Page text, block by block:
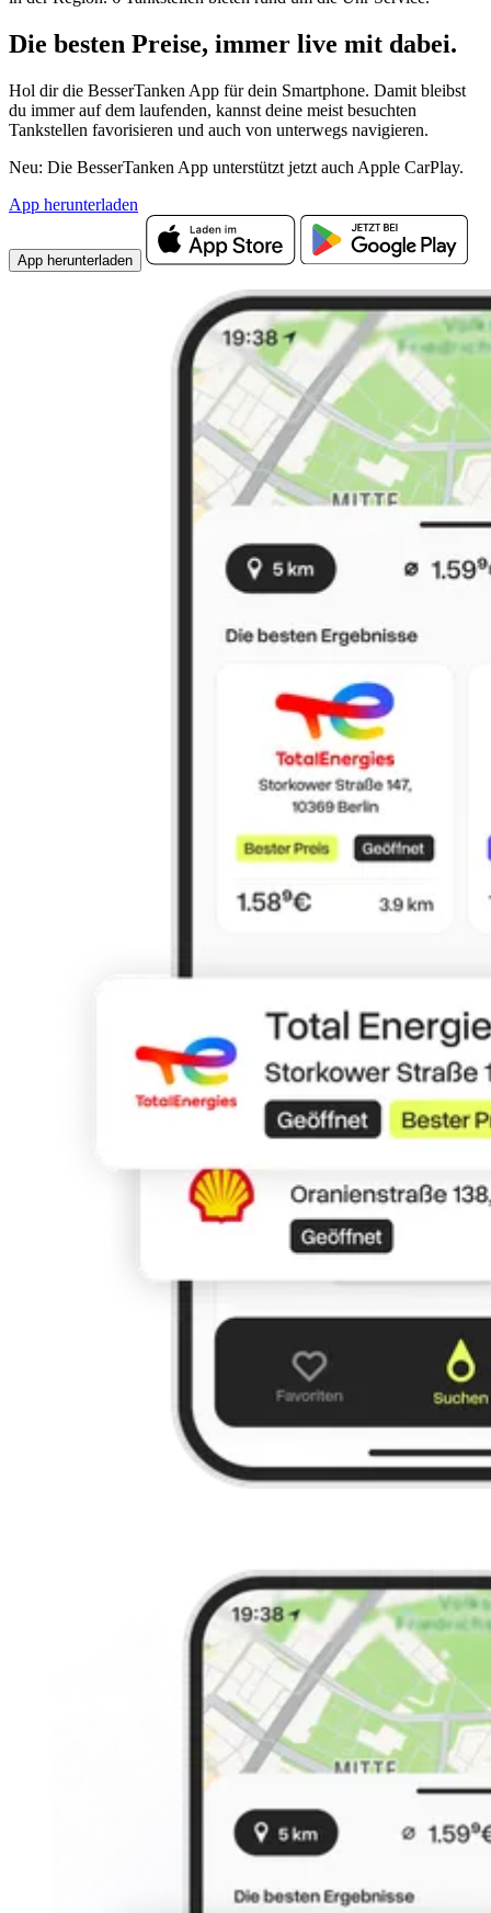
Die besten Preise, immer live mit dabei.
Hol dir die BesserTanken App für dein Smartphone. Damit bleibst
du immer auf dem laufenden, kannst deine meist besuchten
Tankstellen favorisieren und auch von unterwegs navigieren.
Neu: Die BesserTanken App unterstützt jetzt auch Apple CarPlay.
App herunterladen
App herunterladen